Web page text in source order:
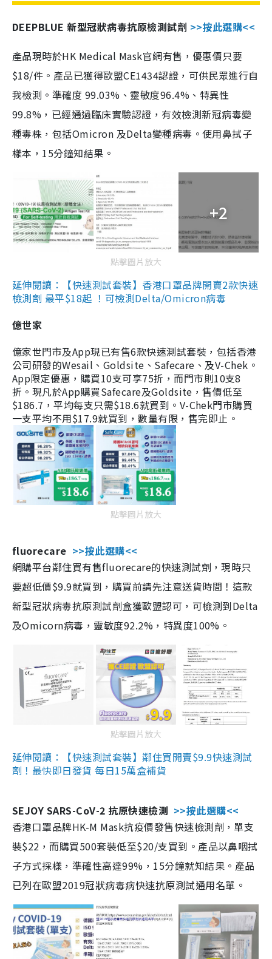
DEEPBLUE 新型冠狀病毒抗原檢測試劑 >>按此選購<<
產品現時於HK Medical Mask官網有售，優惠價只要
$18/件。產品已獲得歐盟CE1434認證，可供民眾進行自
我檢測。準確度 99.03%、靈敏度96.4%、特異性
99.8%，已經通過臨床實驗認證，有效檢測新冠病毒變
種毒株，包括Omicron 及Delta變種病毒。使用鼻拭子
樣本，15分鐘知結果。
+2
點擊圖片放大
延伸閱讀：【快速測試套裝】香港口罩品牌開賣2款快速
檢測劑 最平$18起 ！可檢測Delta/Omicron病毒
億世家
億家世門市及App現已有售6款快速測試套裝，包括香港
公司研發的Wesail、Goldsite、Safecare、及V-Chek。
App限定優惠，購買10支可享75折，而門市則10支8
折。現凡於App購買Safecare及Goldsite，售價低至
$186.7，平均每支只需$18.6就買到。V-Chek門市購買
一支平均不用$17.9就買到，數量有限，售完即止。
點擊圖片放大
fluorecare >>按此選購<<
網購平台鄰住買有售fluorecare的快速測試劑，現時只
要超低價$9.9就買到，購買前請先注意送貨時間！這款
新型冠狀病毒抗原測試劑盒獲歐盟認可，可檢測到Delta
及Omicorn病毒，靈敏度92.2%，特異度100%。
點擊圖片放大
延伸閱讀：【快速測試套裝】鄰住買開賣$9.9快速測試
劑！最快即日發貨 每日15萬盒補貨
SEJOY SARS-CoV-2 抗原快速檢測 >>按此選購<<
香港口罩品牌HK-M Mask抗疫價發售快速檢測劑，單支
裝$22，而購買500套裝低至$20/支買到。產品以鼻咽拭
子方式採樣，準確性高達99%，15分鐘就知結果。產品
已列在歐盟2019冠狀病毒病快速抗原測試通用名單。